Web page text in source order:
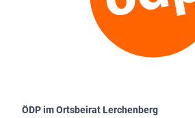
ÖDP im Ortsbeirat Lerchenberg